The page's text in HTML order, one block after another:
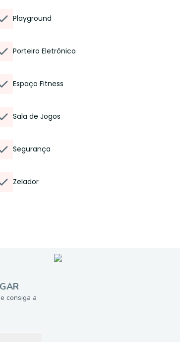
Playground
Porteiro Eletrônico
Espaço Fitness
Sala de Jogos
Segurança
Zelador
consiga a